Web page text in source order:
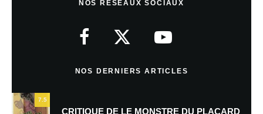
NOS RÉSEAUX SOCIAUX
NOS DERNIERS ARTICLES
7.5
CRITIQUE DE LE MONSTRE DU PLACARD